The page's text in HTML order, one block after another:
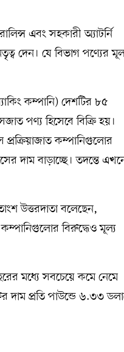
এবং সহকারী অ্যাটর্নি
দেন। যে বিভাগ পণ্যের
কম্পানি) দেশটির ৮৫
পণ্য হিসেবে বিক্রি হয়।
প্রক্রিয়াজাত কম্পানিগুলোর
দাম বাড়াচ্ছে। তদন্তে
উত্তরদাতা বলেছেন,
কম্পানিগুলোর বিরুদ্ধেও মূল্য
মধ্যে সবচেয়ে কমে নেমে
দাম প্রতি পাউন্ডে ৬.৩৩